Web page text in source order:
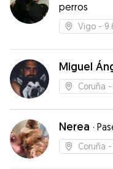
perros
Vigo -
Miguel
Coruña
Nerea ·
Coruña